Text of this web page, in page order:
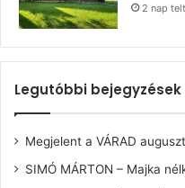
2 nap
Legutóbbi bejegyzések
Megjelent a VÁRAD
SIMÓ MÁRTON – Majka